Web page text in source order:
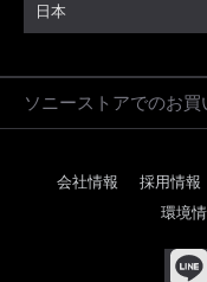
日本
ソニーストアでのお買
会社情報 採用情報
環境